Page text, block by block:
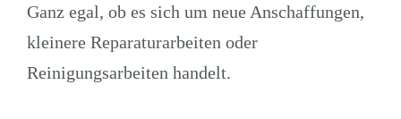
Ganz egal, ob es sich um neue Anschaffungen,
kleinere Reparaturarbeiten oder
Reinigungsarbeiten handelt.